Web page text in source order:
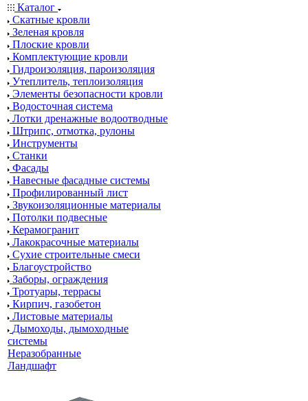
Каталог
Скатные кровли
Зеленая кровля
Плоские кровли
Комплектующие кровли
Гидроизоляция, пароизоляция
Утеплитель, теплоизоляция
Элементы безопасности кровли
Водосточная система
Лотки дренажные водоотводные
Штрипс, отмотка, рулоны
Инструменты
Станки
Фасады
Навесные фасадные системы
Профилированный лист
Звукоизоляционные материалы
Потолки подвесные
Керамогранит
Лакокрасочные материалы
Сухие строительные смеси
Благоустройство
Заборы, ограждения
Тротуары, террасы
Кирпич, газобетон
Листовые материалы
Дымоходы, дымоходные
системы
Неразобранные
Ландшафт